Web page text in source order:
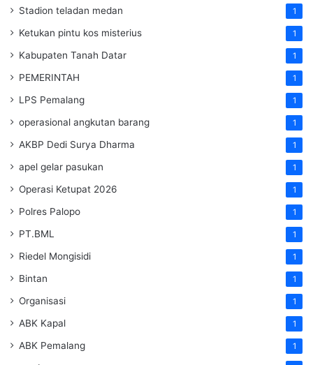
Stadion teladan medan 1
Ketukan pintu kos misterius 1
Kabupaten Tanah Datar 1
PEMERINTAH 1
LPS Pemalang 1
operasional angkutan barang 1
AKBP Dedi Surya Dharma 1
apel gelar pasukan 1
Operasi Ketupat 2026 1
Polres Palopo 1
PT.BML 1
Riedel Mongisidi 1
Bintan 1
Organisasi 1
ABK Kapal 1
ABK Pemalang 1